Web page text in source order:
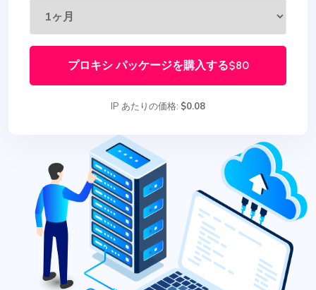
プロキシ パッケージを購入する$80
IP あたりの価格: $0.08